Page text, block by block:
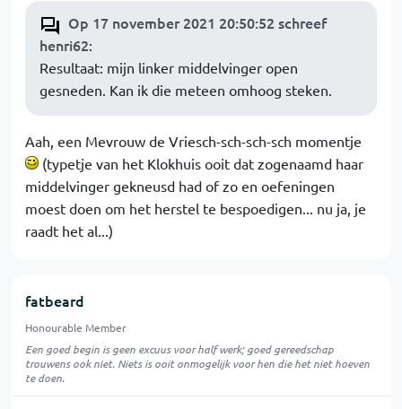
Op 17 november 2021 20:50:52 schreef
henri62:
Resultaat: mijn linker middelvinger open
gesneden. Kan ik die meteen omhoog steken.
Aah, een Mevrouw de Vriesch-sch-sch-sch momentje
(typetje van het Klokhuis ooit dat zogenaamd haar
middelvinger gekneusd had of zo en oefeningen
moest doen om het herstel te bespoedigen... nu ja, je
raadt het al...)
fatbeard
Honourable Member
Een goed begin is geen excuus voor half werk; goed gereedschap
trouwens ook niet. Niets is ooit onmogelijk voor hen die het niet hoeven
te doen.